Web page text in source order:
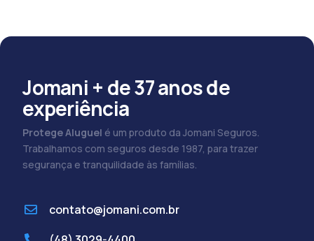
Jomani + de 37 anos de
experiência
Protege Aluguel é um produto da Jomani Seguros.
Trabalhamos com seguros desde 1987, para trazer
segurança e tranquilidade às famílias.
contato@jomani.com.br